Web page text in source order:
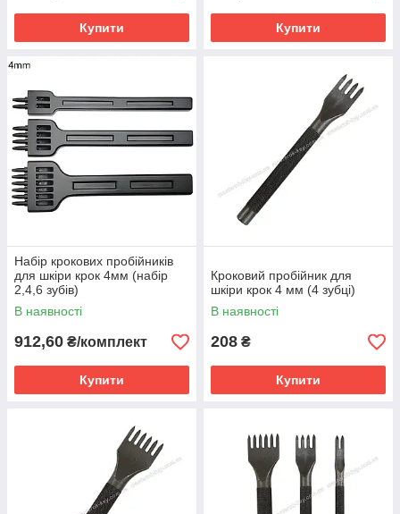
Купити Купити
Набір крокових пробійників
для шкіри крок 4мм (набір
2,4,6 зубів)
В наявності
912,60 ₴/комплект
Купити
Кроковий пробійник для
шкіри крок 4 мм (4 зубці)
В наявності
208 ₴
Купити